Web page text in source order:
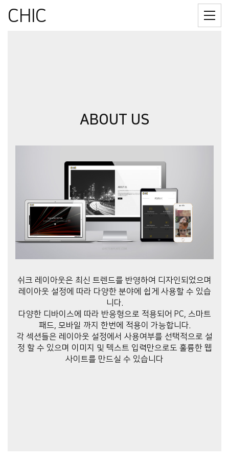
CHIC
ABOUT US
쉬크 레이아웃은 최신 트렌드를 반영하여 디자인되었으며
레이아웃 설정에 따라 다양한 분야에 쉽게 사용할 수 있습
니다.
다양한 디바이스에 따라 반응형으로 적용되어 PC, 스마트
패드, 모바일 까지 한번에 적용이 가능합니다.
각 섹션들은 레이아웃 설정에서 사용여부를 선택적으로 설
정 할 수 있으며 이미지 및 텍스트 입력만으로도 훌륭한 웹
사이트를 만드실 수 있습니다